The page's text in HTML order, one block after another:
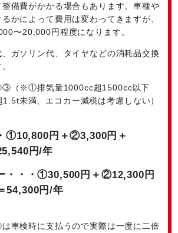
備費がかかる場合もあります。車種や
かによって費用は変わってきますが、
〜20,000円程度になります。
ガソリン代、タイヤなどの消耗品交換
（※①排気量1000cc超1500cc以下
未満、エコカー減税は考慮しない）
①10,800円＋②3,300円＋
円/年
・・・①30,500円＋②12,300円
54,300円/年
車検時に支払うので実際は一度に二倍